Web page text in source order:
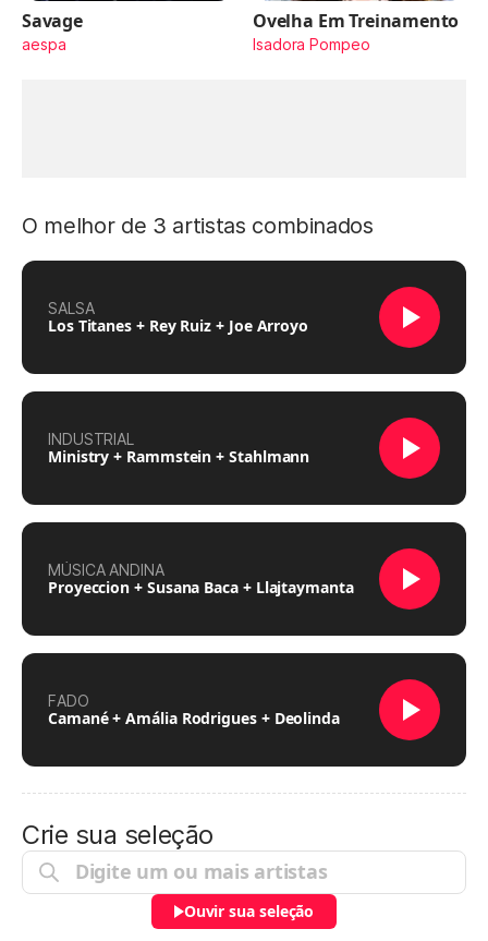
Savage
aespa
Ovelha Em Treinamento
Isadora Pompeo
O melhor de 3 artistas combinados
SALSA
Los Titanes + Rey Ruiz + Joe Arroyo
INDUSTRIAL
Ministry + Rammstein + Stahlmann
MÚSICA ANDINA
Proyeccion + Susana Baca + Llajtaymanta
FADO
Camané + Amália Rodrigues + Deolinda
Crie sua seleção
Ouvir sua seleção